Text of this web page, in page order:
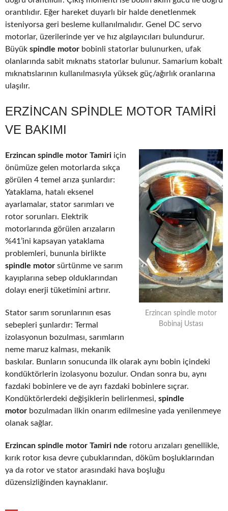
orantılıdır. Eğer hareket duyarlı bir halde denetlenmek
isteniyorsa geri besleme kullanılmalıdır. Genel DC servo
motorlar, üzerilerinde yer ve hız algılayıcıları bulundurur.
Büyük spindle motor bobinli statorlar bulunurken, ufak
olanlarında sabit mıknatıs statorlar bulunur. Samarium kobalt
mıknatıslarının kullanılmasıyla yüksek güç/ağırlık oranlarına
ulaşılır.
ERZINCAN SPINDLE MOTOR TAMIRI
VE BAKIMI
Erzincan spindle motor
Bobinaj Ustası
Erzincan spindle motor Tamiri için
önümüze gelen motorlarda sıkça
görülen 4 temel arıza şunlardır:
Yataklama, hatalı eksenel
ayarlamalar, stator sarımları ve
rotor sorunları. Elektrik
motorlarında görülen arızaların
%41’ini kapsayan yataklama
problemleri, bununla birlikte
spindle motor sürtünme ve sarım
kayıplarına sebep olduklarından
dolayı enerji tüketimini artırır.
Stator sarım sorunlarının esas
sebepleri şunlardır: Termal
izolasyonun bozulması, sarımların
neme maruz kalması, mekanik
baskılar. Bunların sonucunda ilk olarak aynı bobin içindeki
kondüktörlerin izolasyonu bozulur. Ondan sonra bu, aynı
fazdaki bobinlere ve de ayrı fazdaki bobinlere sıçrar.
Kondüktörlerdeki değişiklerin belirlenmesi, spindle
motor bozulmadan ilkin onarım edilmesine yada yenilenmeye
olanak sağlar.
Erzincan spindle motor Tamiri nde rotoru arızaları genellikle,
kırık rotor kısa devre çubuklarından, döküm boşluklarından
ya da rotor ve stator arasındaki hava boşluğu
düzensizliğinden kaynaklanır.